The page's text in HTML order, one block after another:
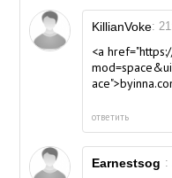
KillianVoke:
<a
ответить
Earnestsog :